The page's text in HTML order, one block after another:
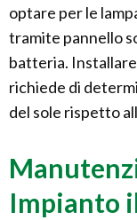
optare per le
tramite pannello
batteria.
richiede di
del sole rispetto
Impianto